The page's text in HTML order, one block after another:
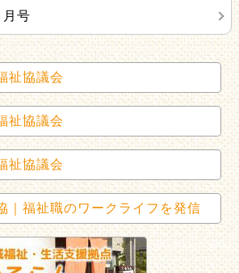
月号
祉協議会
祉協議会
祉協議会
｜福祉職のワークライフを発信